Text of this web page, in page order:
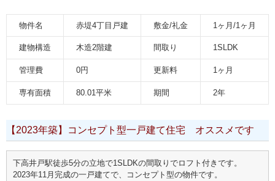
物件名 赤堤4丁目戸建 敷金/礼金 1ヶ月/1ヶ月
建物構造 木造2階建 間取り 1SLDK
管理費 0円 更新料 1ヶ月
専有面積 80.01平米 期間 2年
【2023年築】コンセプト型一戸建て住宅 オススメです
下高井戸駅徒歩5分の立地で1SLDKの間取りでロフト付きです。
2023年11月完成の一戸建てで、コンセプト型の物件です。